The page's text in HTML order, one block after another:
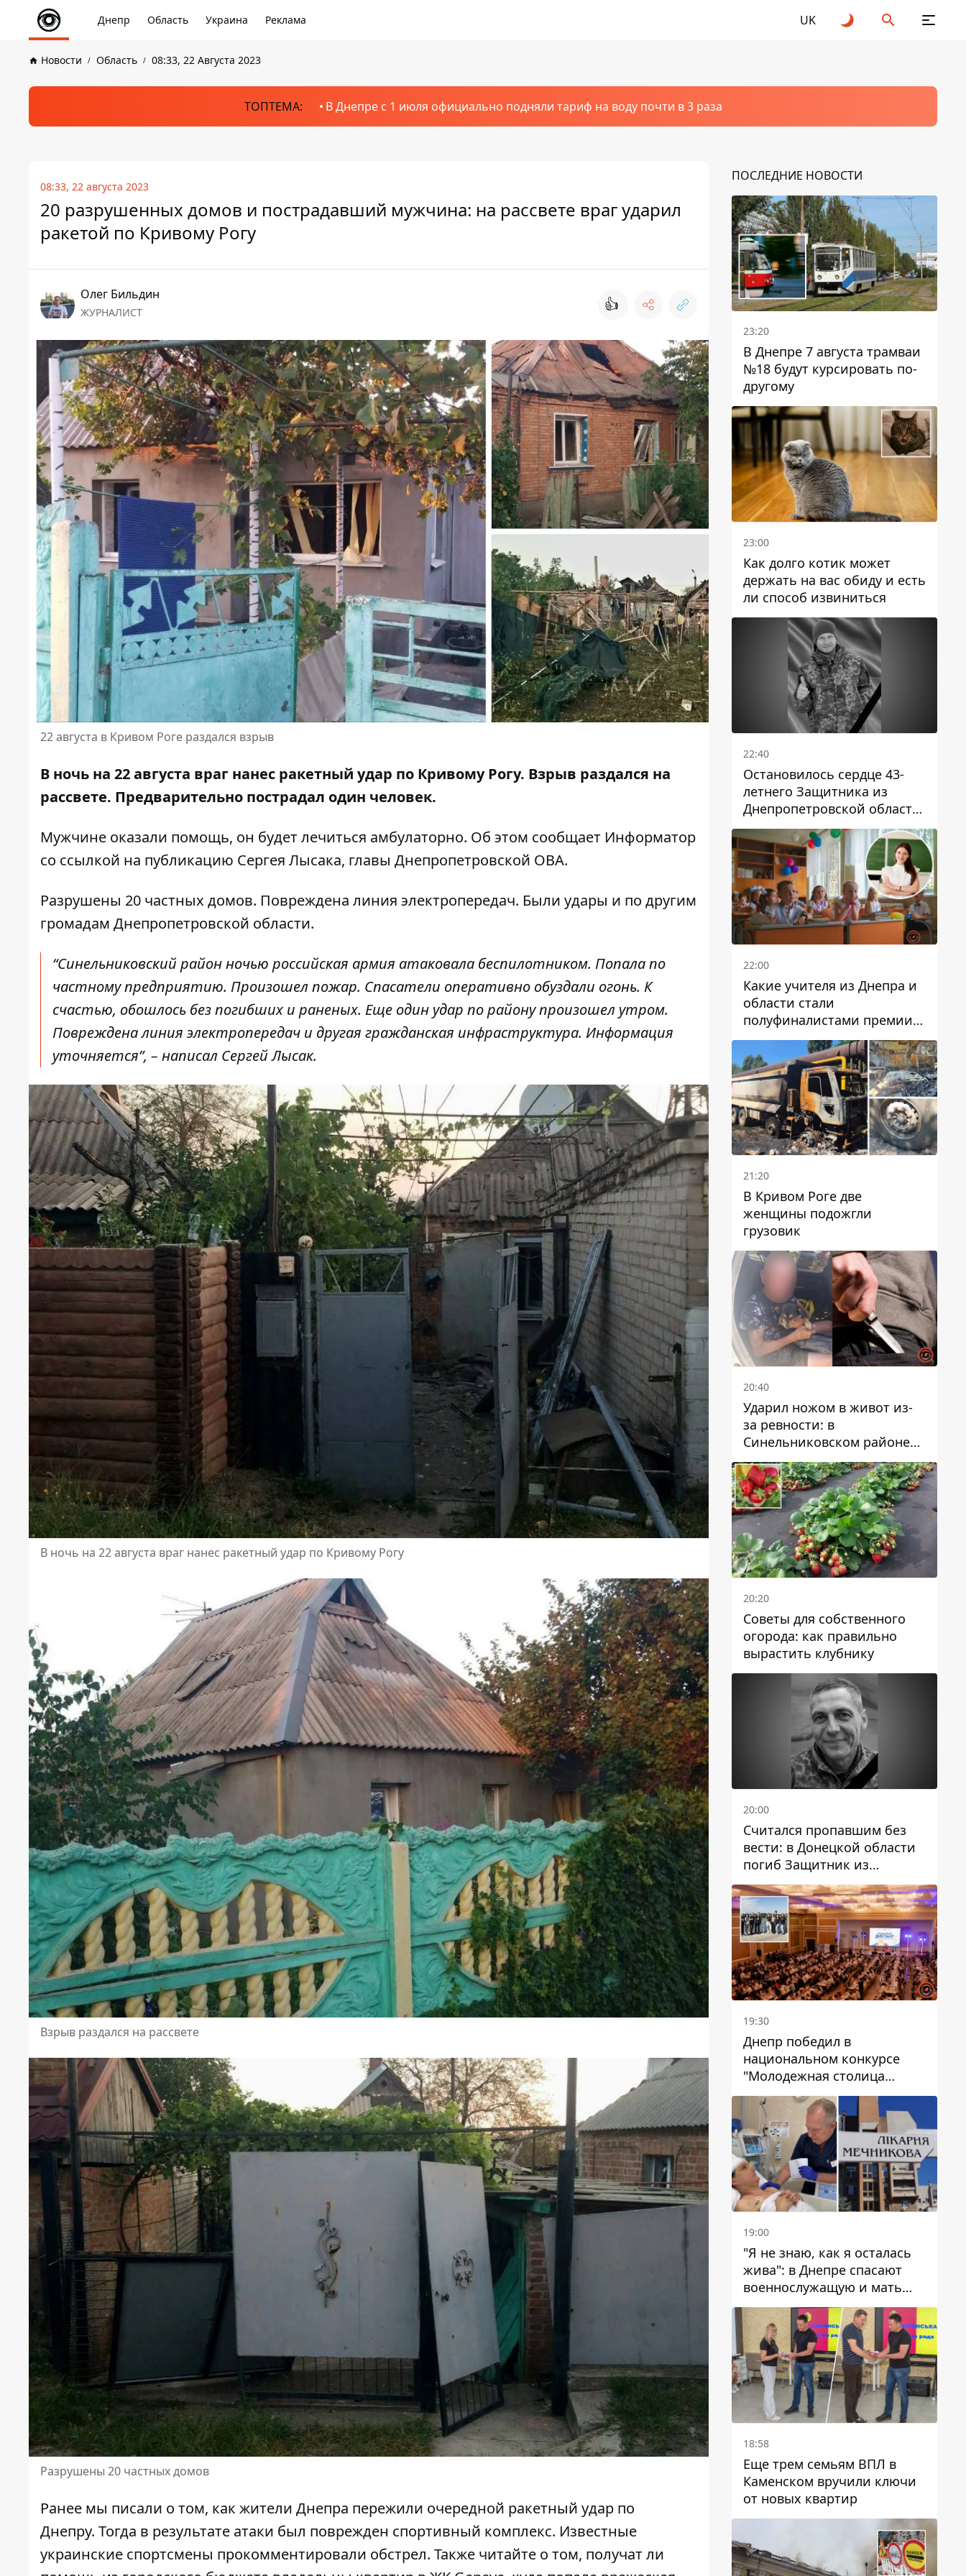
Днепр Область Украина Реклама UK
Новости Область 08:33, 22 Августа 2023
ТОПТЕМА: В Днепре с 1 июля официально подняли тариф на воду почти в 3 раза
08:33, 22 августа 2023
20 разрушенных домов и пострадавший мужчина: на рассвете враг ударил
ракетой по Кривому Рогу
Олег Бильдин
ЖУРНАЛИСТ 👍
22 августа в Кривом Роге раздался взрыв
В ночь на 22 августа враг нанес ракетный удар по Кривому Рогу. Взрыв раздался на
рассвете. Предварительно пострадал один человек.
Мужчине оказали помощь, он будет лечиться амбулаторно. Об этом сообщает Информатор
со ссылкой на публикацию Сергея Лысака, главы Днепропетровской ОВА.
Разрушены 20 частных домов. Повреждена линия электропередач. Были удары и по другим
громадам Днепропетровской области.
“Синельниковский район ночью российская армия атаковала беспилотником. Попала по
частному предприятию. Произошел пожар. Спасатели оперативно обуздали огонь. К
счастью, обошлось без погибших и раненых. Еще один удар по району произошел утром.
Повреждена линия электропередач и другая гражданская инфраструктура. Информация
уточняется”, – написал Сергей Лысак.
В ночь на 22 августа враг нанес ракетный удар по Кривому Рогу
Взрыв раздался на рассвете
Разрушены 20 частных домов
Ранее мы писали о том, как жители Днепра пережили очередной ракетный удар по
Днепру. Тогда в результате атаки был поврежден спортивный комплекс. Известные
украинские спортсмены прокомментировали обстрел. Также читайте о том, получат ли
ПОСЛЕДНИЕ НОВОСТИ
23:20
В Днепре 7 августа трамваи
№18 будут курсировать по-
другому
23:00
Как долго котик может
держать на вас обиду и есть
ли способ извиниться
22:40
Остановилось сердце 43-
летнего Защитника из
Днепропетровской области
Евгения Зинченко
22:00
Какие учителя из Днепра и
области стали
полуфиналистами премии
Global Teacher Prize Ukraine
2026
21:20
В Кривом Роге две
женщины подожгли
грузовик
20:40
Ударил ножом в живот из-
за ревности: в
Синельниковском районе
задержали 49-летнего
мужчину за убийство
20:20
Советы для собственного
огорода: как правильно
вырастить клубнику
20:00
Считался пропавшим без
вести: в Донецкой области
погиб Защитник из
Каменского Антон
Красовский
19:30
Днепр победил в
национальном конкурсе
"Молодежная столица
Украины – 2026"
19:00
"Я не знаю, как я осталась
жива": в Днепре спасают
военнослужащую и мать
четверых детей, которую
ранил КАБ
18:58
Еще трем семьям ВПЛ в
Каменском вручили ключи
от новых квартир